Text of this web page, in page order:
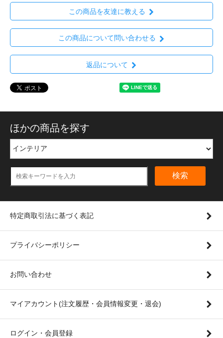
この商品を友達に教える
この商品について問い合わせる
返品について
ほかの商品を探す
検索
特定商取引法に基づく表記
プライバシーポリシー
お問い合わせ
マイアカウント(注文履歴・会員情報変更・退会)
ログイン・会員登録